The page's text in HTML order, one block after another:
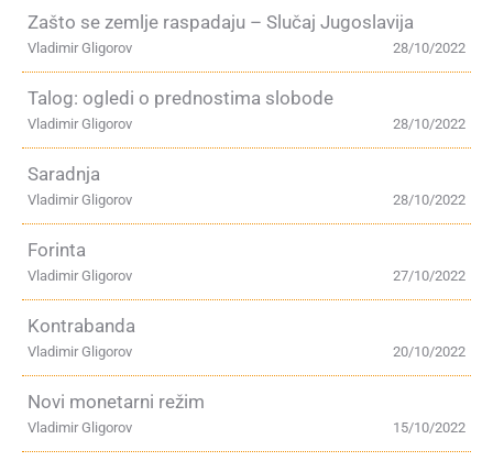
Zašto se zemlje raspadaju – Slučaj Jugoslavija
28/10/2022
Vladimir Gligorov
Talog: ogledi o prednostima slobode
28/10/2022
Vladimir Gligorov
Saradnja
28/10/2022
Vladimir Gligorov
Forinta
27/10/2022
Vladimir Gligorov
Kontrabanda
20/10/2022
Vladimir Gligorov
Novi monetarni režim
15/10/2022
Vladimir Gligorov